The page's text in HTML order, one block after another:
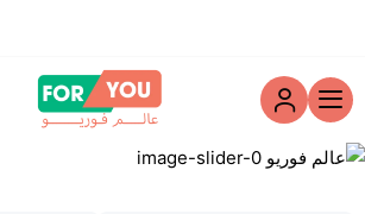
عالم فوريو